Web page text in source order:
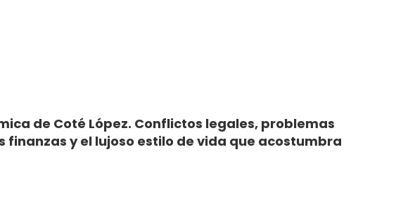
de Coté López. Conflictos legales, problemas
y el lujoso estilo de vida que acostumbra